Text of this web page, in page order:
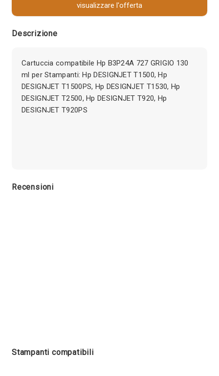
visualizzare l'offerta
Descrizione
Cartuccia compatibile Hp B3P24A 727 GRIGIO 130
ml per Stampanti: Hp DESIGNJET T1500, Hp
DESIGNJET T1500PS, Hp DESIGNJET T1530, Hp
DESIGNJET T2500, Hp DESIGNJET T920, Hp
DESIGNJET T920PS
Recensioni
Stampanti compatibili